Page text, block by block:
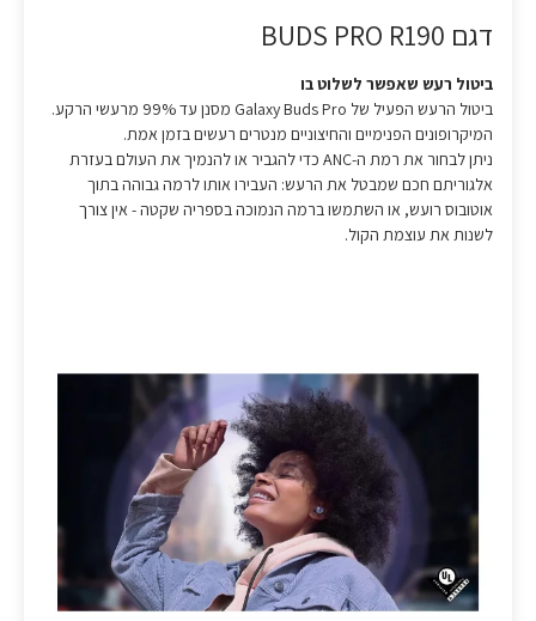
דגם BUDS PRO R190
ביטול רעש שאפשר לשלוט בו
ביטול הרעש הפעיל של Galaxy Buds Pro מסנן עד 99% מרעשי הרקע.
המיקרופונים הפנימיים והחיצוניים מנטרים רעשים בזמן אמת.
ניתן לבחור את רמת ה-ANC כדי להגביר או להנמיך את העולם בעזרת
אלגוריתם חכם שמבטל את הרעש: העבירו אותו לרמה גבוהה בתוך
אוטובוס רועש, או השתמשו ברמה הנמוכה בספריה שקטה - אין צורך
לשנות את עוצמת הקול.